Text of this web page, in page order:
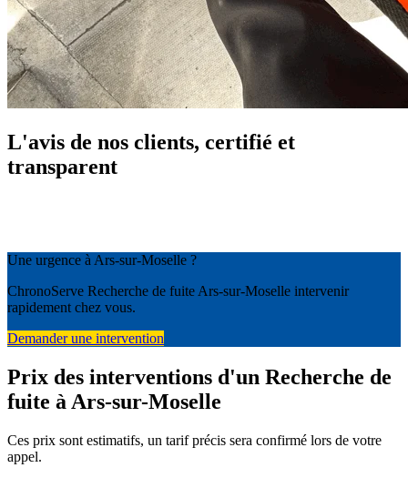
L'avis de nos clients, certifié et
transparent
Une urgence à Ars-sur-Moselle ?
ChronoServe Recherche de fuite Ars-sur-Moselle intervenir
rapidement chez vous.
Demander une intervention
Prix des interventions d'un Recherche de
fuite à Ars-sur-Moselle
Ces prix sont estimatifs, un tarif précis sera confirmé lors de votre
appel.